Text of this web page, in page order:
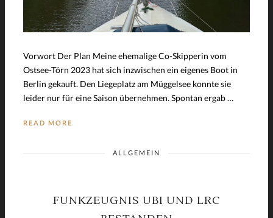
Vorwort Der Plan Meine ehemalige Co-Skipperin vom
Ostsee-Törn 2023 hat sich inzwischen ein eigenes Boot in
Berlin gekauft. Den Liegeplatz am Müggelsee konnte sie
leider nur für eine Saison übernehmen. Spontan ergab …
READ MORE
ALLGEMEIN
FUNKZEUGNIS UBI UND LRC